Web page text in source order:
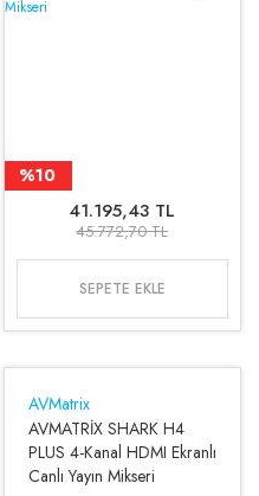
%10
41.195,43 TL
45.772,70 TL
SEPETE EKLE
AVMatrix
AVMATRİX SHARK H4
PLUS 4-Kanal HDMI Ekranlı
Canlı Yayın Mikseri